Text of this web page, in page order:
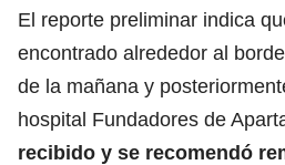
El reporte preliminar indica
encontrado alrededor al
de la mañana y
hospital Fundadores de
recibido y se recomendó